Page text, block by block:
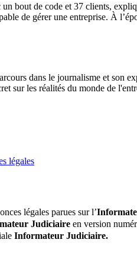
bout de code et 37 clients,
de gérer une entreprise. À
dans le journalisme et son
sur les réalités du monde de
légales
légales parues sur l’
Judiciaire en version
Informateur Judiciaire.